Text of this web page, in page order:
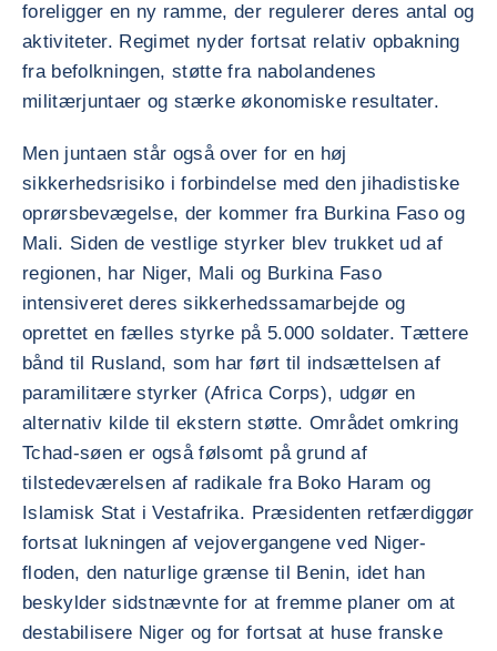
foreligger en ny ramme, der regulerer deres antal og
aktiviteter. Regimet nyder fortsat relativ opbakning
fra befolkningen, støtte fra nabolandenes
militærjuntaer og stærke økonomiske resultater.
Men juntaen står også over for en høj
sikkerhedsrisiko i forbindelse med den jihadistiske
oprørsbevægelse, der kommer fra Burkina Faso og
Mali. Siden de vestlige styrker blev trukket ud af
regionen, har Niger, Mali og Burkina Faso
intensiveret deres sikkerhedssamarbejde og
oprettet en fælles styrke på 5.000 soldater. Tættere
bånd til Rusland, som har ført til indsættelsen af
paramilitære styrker (Africa Corps), udgør en
alternativ kilde til ekstern støtte. Området omkring
Tchad-søen er også følsomt på grund af
tilstedeværelsen af radikale fra Boko Haram og
Islamisk Stat i Vestafrika. Præsidenten retfærdiggør
fortsat lukningen af vejovergangene ved Niger-
floden, den naturlige grænse til Benin, idet han
beskylder sidstnævnte for at fremme planer om at
destabilisere Niger og for fortsat at huse franske